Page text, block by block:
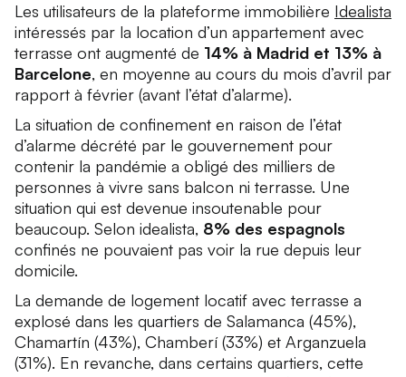
Les utilisateurs de la plateforme immobilière Idealista
intéressés par la location d’un appartement avec
terrasse ont augmenté de 14% à Madrid et 13% à
Barcelone, en moyenne au cours du mois d’avril par
rapport à février (avant l’état d’alarme).
La situation de confinement en raison de l’état
d’alarme décrété par le gouvernement pour
contenir la pandémie a obligé des milliers de
personnes à vivre sans balcon ni terrasse. Une
situation qui est devenue insoutenable pour
beaucoup. Selon idealista, 8% des espagnols
confinés ne pouvaient pas voir la rue depuis leur
domicile.
La demande de logement locatif avec terrasse a
explosé dans les quartiers de Salamanca (45%),
Chamartín (43%), Chamberí (33%) et Arganzuela
(31%). En revanche, dans certains quartiers, cette